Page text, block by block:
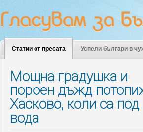
Статии от пресата Успели българи в
Мощна градушка и
пороен дъжд
Хасково, коли са под
вода